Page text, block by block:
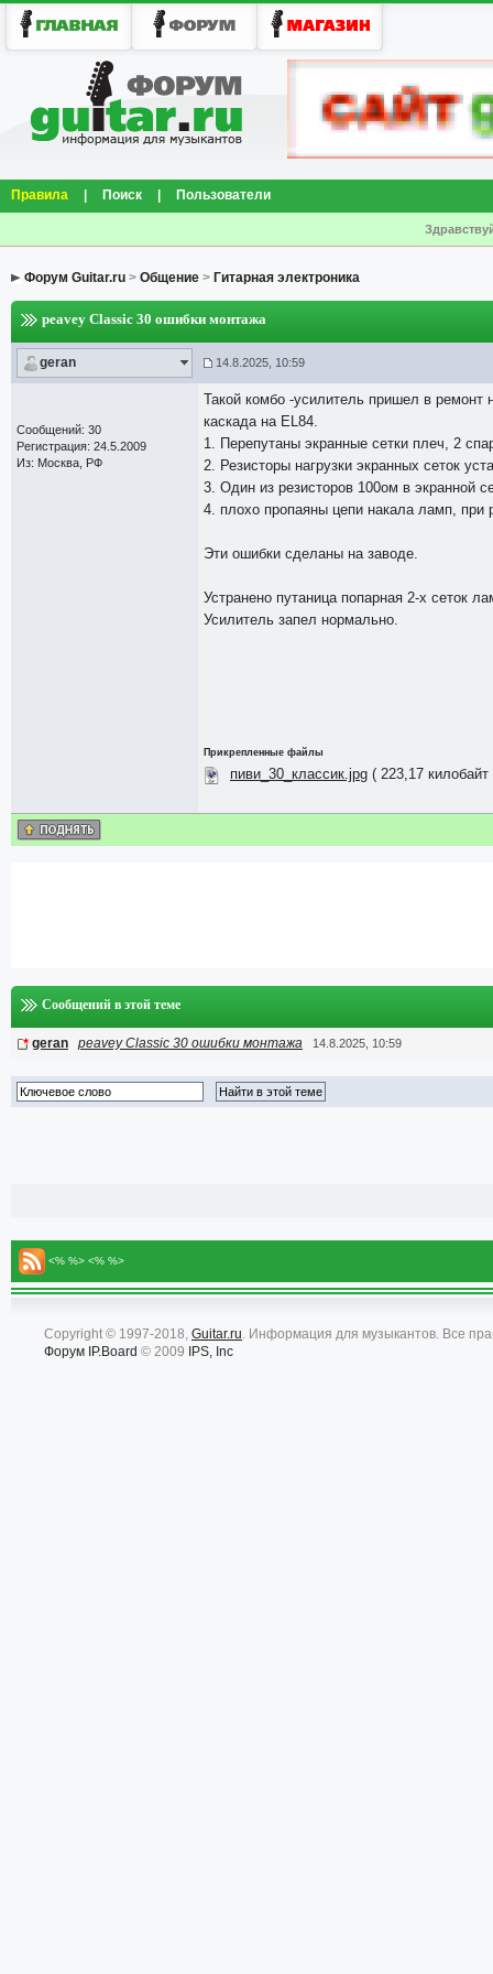
Правила Поиск Пользователи
Форум Guitar.ru > Общение > Гитарная электроника
peavey Classic 30 ошибки монтажа
geran 14.8.2025, 10:59
Сообщений: 30
Регистрация: 24.5.2009
Из: Москва, РФ
Такой комбо -усилитель пришел в ремонт
каскада на EL84.
1. Перепутаны экранные сетки плеч, 2
2. Резисторы нагрузки экранных сеток
3. Один из резисторов 100ом в экранной
4. плохо пропаяны цепи накала ламп, при
Эти ошибки сделаны на заводе.
Устранено путаница попарная 2-х сеток
Усилитель запел нормально.
Прикрепленные файлы
пиви_30_классик.jpg ( 223,17
Сообщений в этой теме
geran peavey Classic 30 ошибки монтажа 14.8.2025, 10:59
<% %> <% %>
Copyright © 1997-2018, Guitar.ru. Информация для музыкантов. Все
Форум IP.Board © 2009 IPS, Inc